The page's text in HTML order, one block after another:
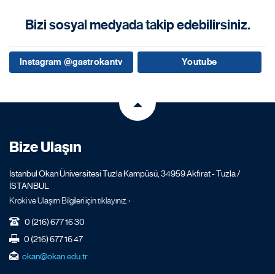
Bizi sosyal medyada takip edebilirsiniz.
Instagram @gastrokantv Youtube
Bize Ulaşın
İstanbul Okan Üniversitesi Tuzla Kampüsü, 34959 Akfırat - Tuzla /
İSTANBUL
Kroki ve Ulaşım Bilgileri için tıklayınız. ›
0 (216) 677 16 30
0 (216) 677 16 47
okan@okan.edu.tr